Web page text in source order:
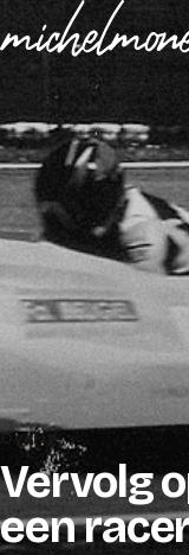
Naar de inhoud
Overig
Vervolg
een